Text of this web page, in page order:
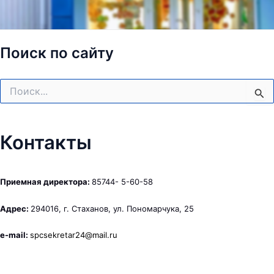
Поиск по сайту
Контакты
Приемная директора: 85744- 5-60-58
Адрес: 294016, г. Стаханов, ул. Пономарчука, 25
e-mail: spcsekretar24@mail.ru